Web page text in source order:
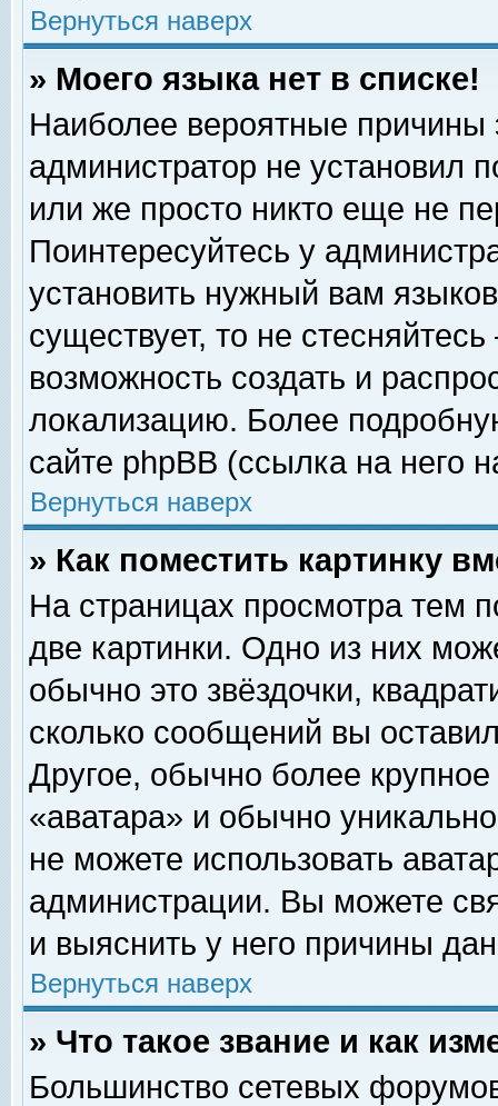
Вернуться наверх
» Моего языка нет в списке!
Наиболее вероятные причины
администратор не установил
или же просто никто еще не
Поинтересуйтесь у
установить нужный вам
существует, то не
возможность создать и
локализацию. Более
сайте phpBB (ссылка на него
Вернуться наверх
» Как поместить картинку
На страницах просмотра тем
две картинки. Одно из них
обычно это звёздочки,
сколько сообщений вы
Другое, обычно более
«аватара» и обычно
не можете использовать
администрации. Вы можете
и выяснить у него причины
Вернуться наверх
» Что такое звание и как
Большинство сетевых